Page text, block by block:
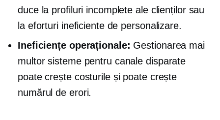
duce la profiluri incomplete ale clienților sau
la eforturi ineficiente de personalizare.
Ineficiențe operaționale: Gestionarea mai
multor sisteme pentru canale disparate
poate crește costurile și poate crește
numărul de erori.